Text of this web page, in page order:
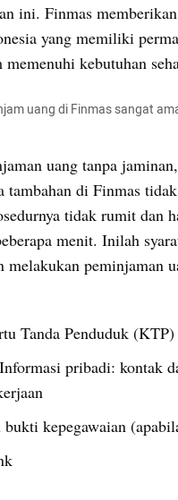
ini. Finmas
yang memiliki
memenuhi kebutuhan
uang di Finmas sangat
uang tanpa
tambahan di Finmas
tidak rumit dan
menit. Inilah
melakukan peminjaman
Tanda Penduduk (KTP)
pribadi: kontak
kepegawaian